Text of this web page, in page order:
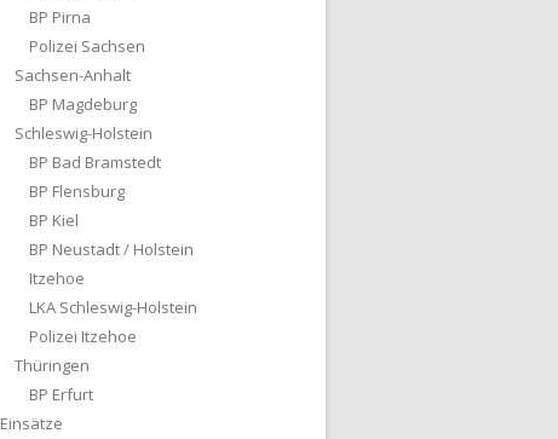
BP Pirna
Polizei Sachsen
Sachsen-Anhalt
BP Magdeburg
Schleswig-Holstein
BP Bad Bramstedt
BP Flensburg
BP Kiel
BP Neustadt / Holstein
Itzehoe
LKA Schleswig-Holstein
Polizei Itzehoe
Thüringen
BP Erfurt
Einsätze